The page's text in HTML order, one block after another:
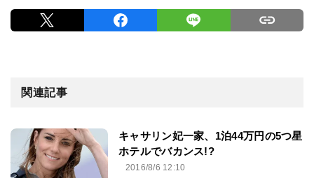
関連記事
キャサリン妃一家、1泊44万円の5つ星
ホテルでバカンス!?
2016/8/6 12:10